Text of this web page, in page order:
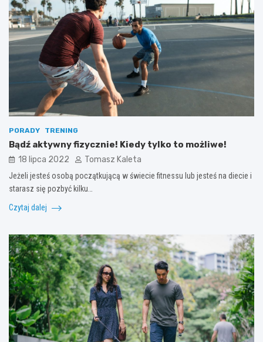
PORADY TRENING
Bądź aktywny fizycznie! Kiedy tylko to możliwe!
18 lipca 2022 Tomasz Kaleta
Jeżeli jesteś osobą początkującą w świecie fitnessu lub jesteś na diecie i
starasz się pozbyć kilku…
Czytaj dalej